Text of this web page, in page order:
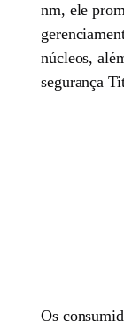
nm, ele
núcleos,
segurança
Os